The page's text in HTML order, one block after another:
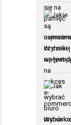
W
nie jest
Wybór